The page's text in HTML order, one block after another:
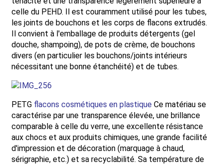
celle du PEHD. Il est couramment utilisé pour les tubes,
les joints de bouchons et les corps de flacons extrudés.
Il convient à l'emballage de produits détergents (gel
douche, shampoing), de pots de crème, de bouchons
divers (en particulier les bouchons/joints intérieurs
nécessitant une bonne étanchéité) et de tubes.
PETG flacons cosmétiques en plastique Ce matériau se
caractérise par une transparence élevée, une brillance
comparable à celle du verre, une excellente résistance
aux chocs et aux produits chimiques, une grande facilité
d'impression et de décoration (marquage à chaud,
sérigraphie, etc.) et sa recyclabilité. Sa température de